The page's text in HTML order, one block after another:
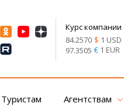
Курс компании
84.2570 $ 1 USD
97.3505 €1 EUR
Туристам Агентствам